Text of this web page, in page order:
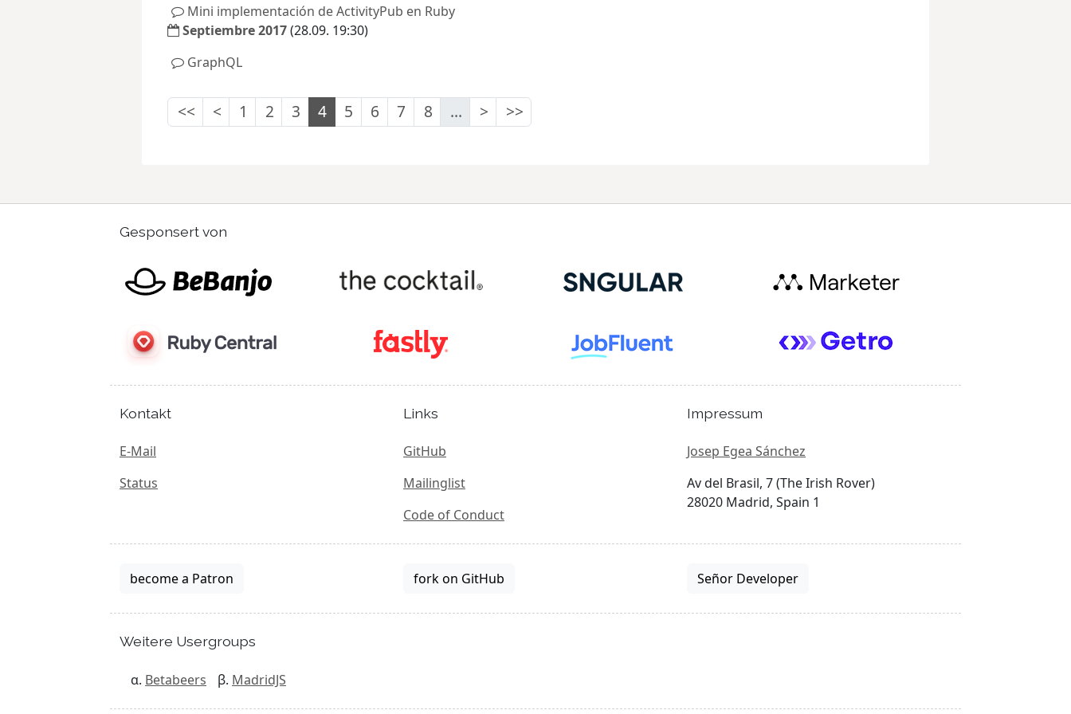
Mini implementación de ActivityPub en Ruby
Septiembre 2017(28.09. 19:30)
GraphQL
<< < 1 2 3 4 5 6 7 8 ... > >>
Gesponsert von
Kontakt
E-Mail
Status
Links
GitHub
Mailinglist
Code of Conduct
Impressum
Josep Egea Sánchez
Av del Brasil, 7 (The Irish Rover)
28020 Madrid, Spain 1
become a Patron fork on GitHub Señor Developer
Weitere Usergroups
Betabeers MadridJS